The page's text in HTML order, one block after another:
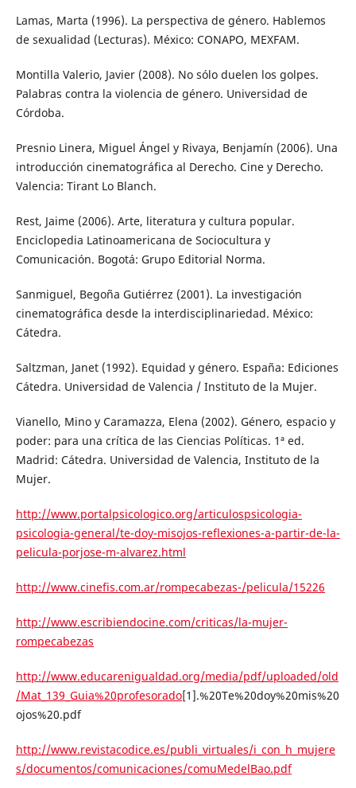
Lamas, Marta (1996). La perspectiva de género. Hablemos
de sexualidad (Lecturas). México: CONAPO, MEXFAM.
Montilla Valerio, Javier (2008). No sólo duelen los golpes.
Palabras contra la violencia de género. Universidad de
Córdoba.
Presnio Linera, Miguel Ángel y Rivaya, Benjamín (2006). Una
introducción cinematográfica al Derecho. Cine y Derecho.
Valencia: Tirant Lo Blanch.
Rest, Jaime (2006). Arte, literatura y cultura popular.
Enciclopedia Latinoamericana de Sociocultura y
Comunicación. Bogotá: Grupo Editorial Norma.
Sanmiguel, Begoña Gutiérrez (2001). La investigación
cinematográfica desde la interdisciplinariedad. México:
Cátedra.
Saltzman, Janet (1992). Equidad y género. España: Ediciones
Cátedra. Universidad de Valencia / Instituto de la Mujer.
Vianello, Mino y Caramazza, Elena (2002). Género, espacio y
poder: para una crítica de las Ciencias Políticas. 1ª ed.
Madrid: Cátedra. Universidad de Valencia, Instituto de la
Mujer.
http://www.portalpsicologico.org/articulospsicologia-
psicologia-general/te-doy-misojos-reflexiones-a-partir-de-la-
pelicula-porjose-m-alvarez.html
http://www.cinefis.com.ar/rompecabezas-/pelicula/15226
http://www.escribiendocine.com/criticas/la-mujer-
rompecabezas
http://www.educarenigualdad.org/media/pdf/uploaded/old
/Mat_139_Guia%20profesorado[1].%20Te%20doy%20mis%20
ojos%20.pdf
http://www.revistacodice.es/publi_virtuales/i_con_h_mujere
s/documentos/comunicaciones/comuMedelBao.pdf